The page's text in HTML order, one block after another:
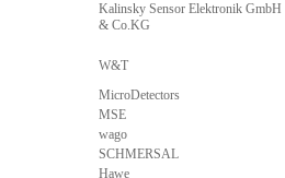
Kalinsky Sensor Elektronik GmbH
& Co.KG
W&T
MicroDetectors
MSE
wago
SCHMERSAL
Hawe